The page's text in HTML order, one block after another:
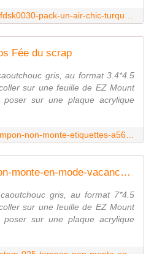
Fée du scrap
gris, au format 3.4*4.5
sur une feuille de EZ Mount
sur une plaque acrylique
fdstnm-025-tampon-non-monte-en-mode-vacances Fée du scrap
gris, au format 7*4.5
sur une feuille de EZ Mount
sur une plaque acrylique